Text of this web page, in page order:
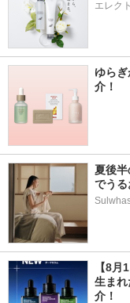
エレク
ゆら
介！
夏後
でう
【8
生ま
介！